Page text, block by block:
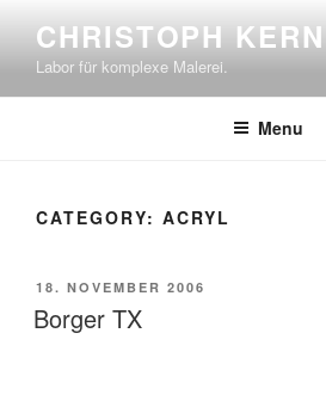
content
CHRISTOPH KERN
Labor für komplexe Malerei.
Menu
CATEGORY: ACRYL
POSTED
ON
18. NOVEMBER 2006
Borger TX